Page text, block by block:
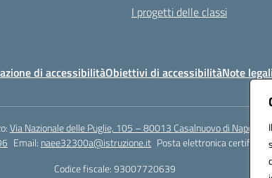
I progetti delle classi
di accessibilitàObiettivi di accessibilitàNote
Via Nazionale delle Puglie, 105 – 80013 Casalnuovo di Napoli
Email: naee32300a@istruzione.it Posta elettronica certificata
Codice fiscale: 93007720639